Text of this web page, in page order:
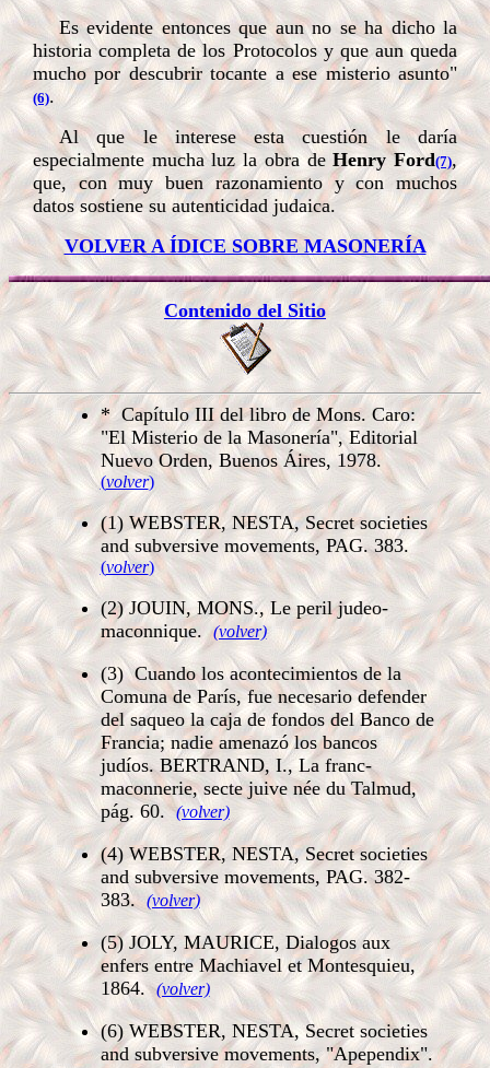
Es evidente entonces que aun no se ha dicho la
historia completa de los Protocolos y que aun queda
mucho por descubrir tocante a ese misterio asunto"
(6).
Al que le interese esta cuestión le daría
especialmente mucha luz la obra deHenry Ford(7),
que, con muy buen razonamiento y con muchos
datos sostiene su autenticidad judaica.
VOLVER A ÍDICE SOBRE MASONERÍA
Contenido del Sitio
*Capítulo III del libro de Mons. Caro:
"El Misterio de la Masonería", Editorial
Nuevo Orden, Buenos Áires, 1978.
(volver)
(1) WEBSTER, NESTA, Secret societies
and subversive movements, PAG. 383.
(volver)
(2) JOUIN, MONS., Le peril judeo-
maconnique.
(volver)
(3) Cuando los acontecimientos de la
Comuna de París, fue necesario defender
del saqueo la caja de fondos del Banco de
Francia; nadie amenazó los bancos
judíos. BERTRAND, I., La franc-
maconnerie, secte juive née du Talmud,
pág. 60.
(volver)
(4) WEBSTER, NESTA, Secret societies
and subversive movements, PAG. 382-
383.
(volver)
(5) JOLY, MAURICE, Dialogos aux
enfers entre Machiavel et Montesquieu,
1864.
(volver)
(6) WEBSTER, NESTA, Secret societies
and subversive movements, "Apependix".